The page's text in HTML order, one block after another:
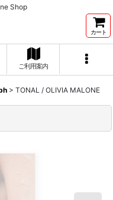
Shop
カート
ご利用案内
> TONAL / OLIVIA MALONE